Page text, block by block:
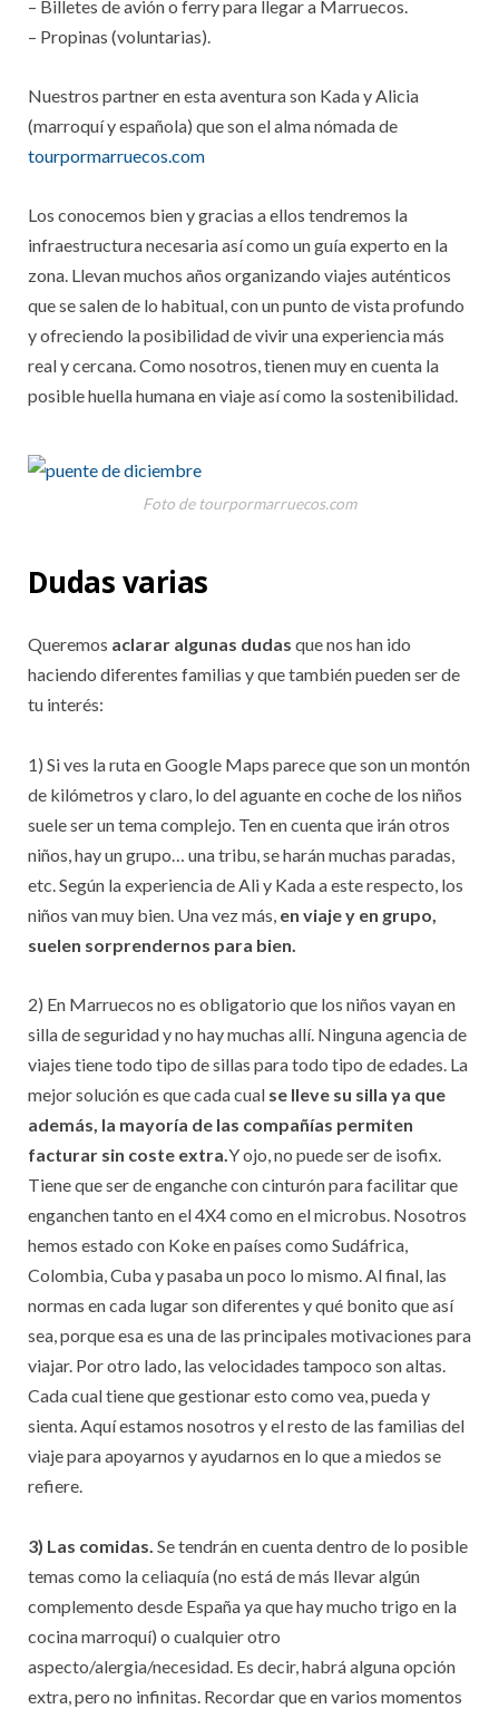
– Billetes de avión o ferry para llegar a Marruecos.
– Propinas (voluntarias).
Nuestros partner en esta aventura son Kada y Alicia
(marroquí y española) que son el alma nómada de
tourpormarruecos.com
Los conocemos bien y gracias a ellos tendremos la
infraestructura necesaria así como un guía experto en la
zona. Llevan muchos años organizando viajes auténticos
que se salen de lo habitual, con un punto de vista profundo
y ofreciendo la posibilidad de vivir una experiencia más
real y cercana. Como nosotros, tienen muy en cuenta la
posible huella humana en viaje así como la sostenibilidad.
Foto de tourpormarruecos.com
Dudas varias
Queremos aclarar algunas dudas que nos han ido
haciendo diferentes familias y que también pueden ser de
tu interés:
1) Si ves la ruta en Google Maps parece que son un montón
de kilómetros y claro, lo del aguante en coche de los niños
suele ser un tema complejo. Ten en cuenta que irán otros
niños, hay un grupo… una tribu, se harán muchas paradas,
etc. Según la experiencia de Ali y Kada a este respecto, los
niños van muy bien. Una vez más, en viaje y en grupo,
suelen sorprendernos para bien.
2) En Marruecos no es obligatorio que los niños vayan en
silla de seguridad y no hay muchas allí. Ninguna agencia de
viajes tiene todo tipo de sillas para todo tipo de edades. La
mejor solución es que cada cual se lleve su silla ya que
además, la mayoría de las compañías permiten
facturar sin coste extra.Y ojo, no puede ser de isofix.
Tiene que ser de enganche con cinturón para facilitar que
enganchen tanto en el 4X4 como en el microbus. Nosotros
hemos estado con Koke en países como Sudáfrica,
Colombia, Cuba y pasaba un poco lo mismo. Al final, las
normas en cada lugar son diferentes y qué bonito que así
sea, porque esa es una de las principales motivaciones para
viajar. Por otro lado, las velocidades tampoco son altas.
Cada cual tiene que gestionar esto como vea, pueda y
sienta. Aquí estamos nosotros y el resto de las familias del
viaje para apoyarnos y ayudarnos en lo que a miedos se
refiere.
3) Las comidas. Se tendrán en cuenta dentro de lo posible
temas como la celiaquía (no está de más llevar algún
complemento desde España ya que hay mucho trigo en la
cocina marroquí) o cualquier otro
aspecto/alergia/necesidad. Es decir, habrá alguna opción
extra, pero no infinitas. Recordar que en varios momentos